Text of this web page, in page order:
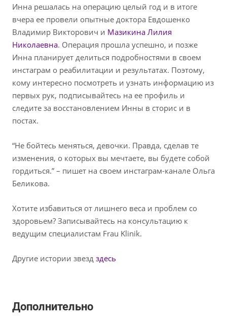
Инна решалась на операцию целый год и в итоге
вчера ее провели опытные доктора Евдошенко
Владимир Викторович и Мазикина Лилия
Николаевна. Операция прошла успешно, и позже
Инна планирует делиться подробностями в своем
инстаграм о реабилитации и результатах. Поэтому,
кому интересно посмотреть и узнать информацию из
первых рук, подписывайтесь на ее профиль и
следите за восстановлением Инны в сторис и в
постах.
“Не бойтесь меняться, девочки. Правда, сделав те
изменения, о которых вы мечтаете, вы будете собой
гордиться.” – пишет на своем инстаграм-канале Ольга
Беликова.
Хотите избавиться от лишнего веса и проблем со
здоровьем? Записывайтесь на консультацию к
ведущим специалистам Frau Klinik.
Другие истории звезд здесь
Дополнительно